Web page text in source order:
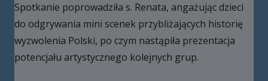
Spotkanie poprowadziła s. Renata, angażując dzieci
do odgrywania mini scenek przybliżających historię
wyzwolenia Polski, po czym nastąpiła prezentacja
potencjału artystycznego kolejnych grup.